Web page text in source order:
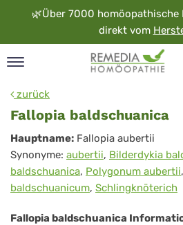
🌿Über 7000
direkt vom
zurück
Fallopia baldschuanica
Fallopia
baldschuanica
Hauptname: Fallopia aubertii
Synonyme: aubertii, Bilderdykia
baldschuanica, Polygonum aubertii,
baldschuanicum, Schlingknöterich
Fallopia baldschuanica